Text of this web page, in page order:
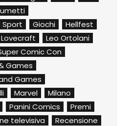
Giochi
Hellfest
Lovecraft
Leo Ortolani
Comic Con
Games
Games
Marvel
Milano
Panini Comics
Premi
televisiva
Recensione